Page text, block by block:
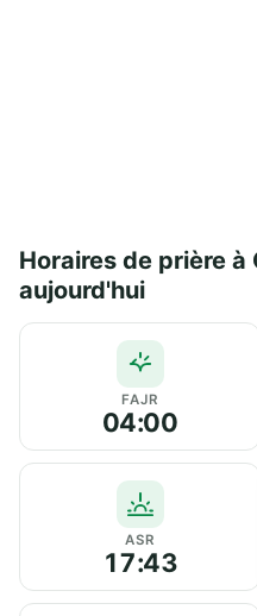
Horaires de prière à
aujourd'hui
FAJR
04:00
ASR
17:43